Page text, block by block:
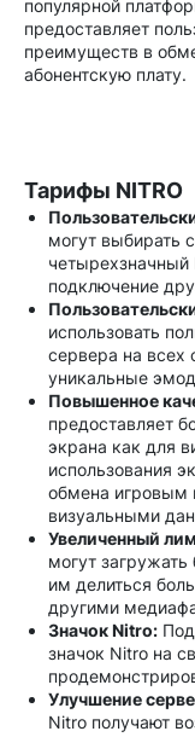
популярной
предоставляет
преимуществ в
абонентскую плату.
Тарифы NITRO
могут выбирать
четырехзначный
подключение
использовать
сервера на всех
уникальные
Повышенное
предоставляет
экрана как для
использования
обмена игровым
визуальными
Увеличенный
могут
им делиться
другими
Значок Nitro:
значок Nitro на
Улучшение
Nitro получают